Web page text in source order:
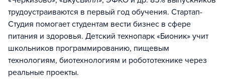
трудоустраиваются в первый год обучения. Стартап-
Студия помогает студентам вести бизнес в сфере
питания и здоровья. Детский технопарк «Бионик» учит
школьников программированию, пищевым
технологиям, биотехнологиям и робототехнике через
реальные проекты.